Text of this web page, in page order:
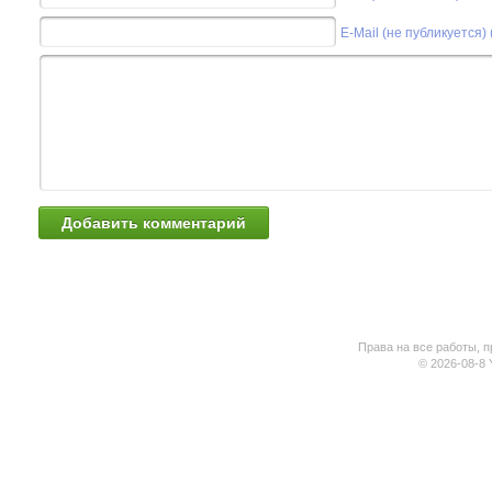
E-Mail (не
Права на все работы,
© 2026-08-8